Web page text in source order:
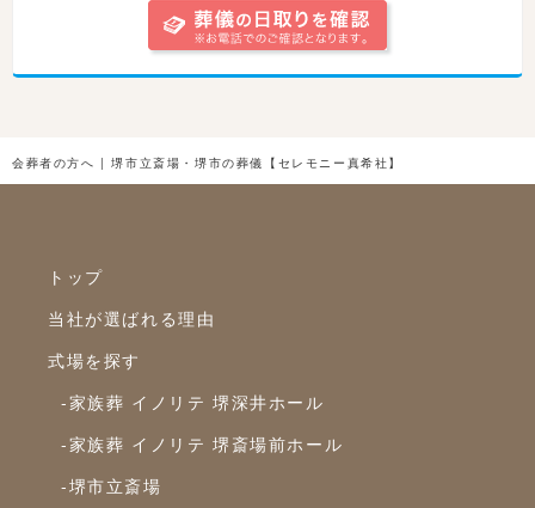
会葬者の方へ | 堺市立斎場・堺市の葬儀【セレモニー真希社】
トップ
当社が選ばれる理由
式場を探す
-家族葬 イノリテ 堺深井ホール
-家族葬 イノリテ 堺斎場前ホール
-堺市立斎場